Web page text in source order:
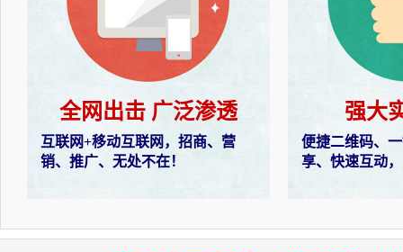
全网出击 广泛渗透
互联网+移动互联网，招商、营
销、推广、无处不在！
强大
便捷二维码、
享、快速互动